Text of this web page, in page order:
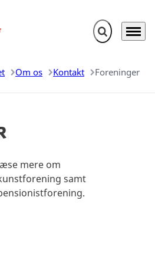
Fold søgefelt
Menu
Om os Kontakt Foreninger
mere om
samt